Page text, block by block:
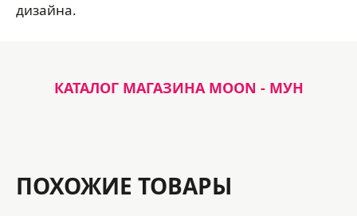
дизайна.
КАТАЛОГ МАГАЗИНА MOON - МУН
ПОХОЖИЕ ТОВАРЫ